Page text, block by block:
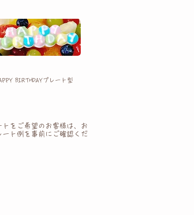
BIRTHDAYプレート型
をご希望のお客様は、お
ト例を事前にご確認くだ